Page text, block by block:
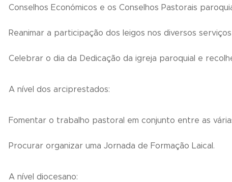
Conselhos Económicos e os Conselhos Pastorais
Reanimar a participação dos leigos nos diversos
Celebrar o dia da Dedicação da igreja paroquial e
A nível dos arciprestados:
Fomentar o trabalho pastoral em conjunto entre as
Procurar organizar uma Jornada de Formação Laical.
A nível diocesano: